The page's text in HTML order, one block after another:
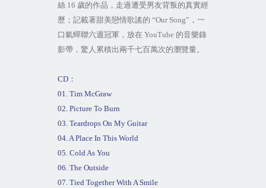
絲 16 歲的作品，走過遭受男友背叛的真實經
歷；記載著甜美戀情歌謠的 “Our Song” ，一
口氣蟬聯六週冠軍，放在 YouTube 的音樂錄
影帶，驚人累積出兩千七百萬次的瀏覽量。
CD：
01. Tim McGraw
02. Picture To Burn
03. Teardrops On My Guitar
04. A PlaceIn This World
05. Cold As You
06. The Outside
07. Tied Together With A Smile